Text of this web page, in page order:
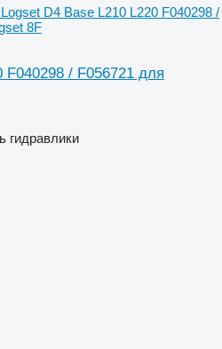
Logset D4 Base L210 L220 F040298 /
8F
F040298 / F056721 для
гидравлики